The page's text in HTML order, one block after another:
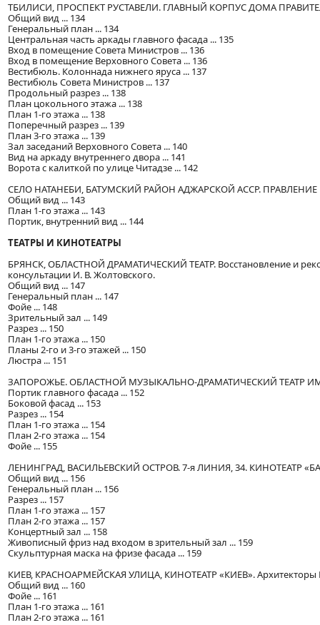
ТБИЛИСИ, ПРОСПЕКТ РУСТАВЕЛИ. ГЛАВНЫЙ КОРПУС ДОМА
Общий вид ... 134
Генеральный план ... 134
Центральная часть аркады главного фасада ... 135
Вход в помещение Совета Министров ... 136
Вход в помещение Верховного Совета ... 136
Вестибюль. Колоннада нижнего яруса ... 137
Вестибюль Совета Министров ... 137
Продольный разрез ... 138
План цокольного этажа ... 138
План 1-го этажа ... 138
Поперечный разрез ... 139
План 3-го этажа ... 139
Зал заседаний Верховного Совета ... 140
Вид на аркаду внутреннего двора ... 141
Ворота с калиткой по улице Читадзе ... 142
СЕЛО НАТАНЕБИ, БАТУМСКИЙ РАЙОН АДЖАРСКОЙ АССР.
Общий вид ... 143
План 1-го этажа ... 143
Портик, внутренний вид ... 144
ТЕАТРЫ И КИНОТЕАТРЫ
БРЯНСК, ОБЛАСТНОЙ ДРАМАТИЧЕСКИЙ ТЕАТР. Восстановление и
консультации И. В. Жолтовского.
Общий вид ... 147
Генеральный план ... 147
Фойе ... 148
Зрительный зал ... 149
Разрез ... 150
План 1-го этажа ... 150
Планы 2-го и 3-го этажей ... 150
Люстра ... 151
ЗАПОРОЖЬЕ. ОБЛАСТНОЙ МУЗЫКАЛЬНО-ДРАМАТИЧЕСКИЙ ТЕАТР
Портик главного фасада ... 152
Боковой фасад ... 153
Разрез ... 154
План 1-го этажа ... 154
План 2-го этажа ... 154
Фойе ... 155
ЛЕНИНГРАД, ВАСИЛЬЕВСКИЙ ОСТРОВ. 7-я ЛИНИЯ, 34. КИНОТЕАТР
Общий вид ... 156
Генеральный план ... 156
Разрез ... 157
План 1-го этажа ... 157
План 2-го этажа ... 157
Концертный зал ... 158
Живописный фриз над входом в зрительный зал ... 159
Скульптурная маска на фризе фасада ... 159
КИЕВ, КРАСНОАРМЕЙСКАЯ УЛИЦА, КИНОТЕАТР «КИЕВ». Архитекторы
Общий вид ... 160
Фойе ... 161
План 1-го этажа ... 161
План 2-го этажа ... 161